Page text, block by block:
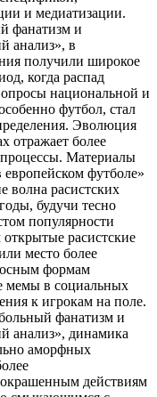
и медиатизации.
фанатизм и
анализ», в
получили широкое
когда распад
национальной и
футбол, стал
Эволюция
отражает более
Материалы
футболе»
волна расистских
будучи тесно
популярности
расистские
место более
формам
мемы в социальных
к игрокам на поле.
фанатизм и
анализ», динамика
аморфных
действиям